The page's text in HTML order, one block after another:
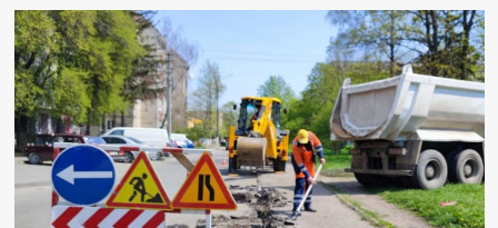
обрати
стоматолога
для
себе
та
дитини
в
Чернівцях?